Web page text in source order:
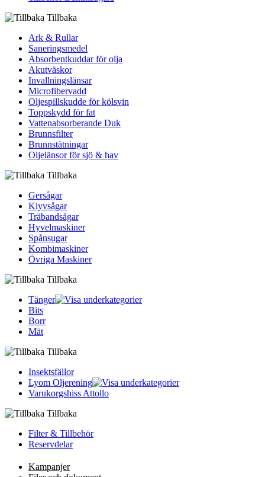
Tillbaka
Ark & Rullar
Saneringsmedel
Absorbentkuddar för olja
Akutväskor
Invallningslänsar
Microfibervadd
Oljespillskudde för kölsvin
Toppskydd för fat
Vattenabsorberande Duk
Brunnsfilter
Brunnstätningar
Oljelänsor för sjö & hav
Tillbaka
Gersågar
Klyvsågar
Träbandsågar
Hyvelmaskiner
Spånsugar
Kombimaskiner
Övriga Maskiner
Tillbaka
Tänger
Bits
Borr
Mät
Tillbaka
Insektsfällor
Lyom Oljerening
Varukorgshiss Attollo
Tillbaka
Filter & Tillbehör
Reservdelar
Kampanjer